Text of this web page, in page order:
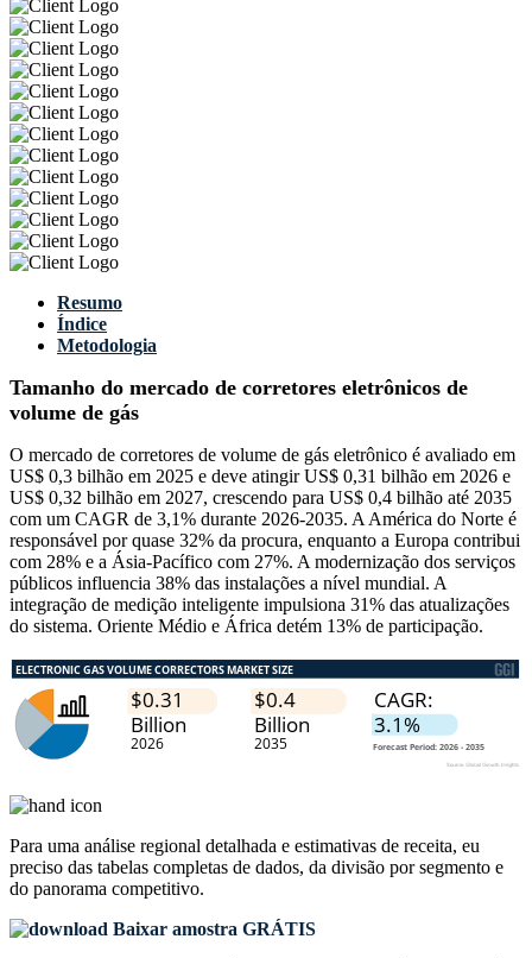
Resumo
Índice
Metodologia
Tamanho do mercado de corretores eletrônicos de
volume de gás
O mercado de corretores de volume de gás eletrônico é avaliado em
US$ 0,3 bilhão em 2025 e deve atingir US$ 0,31 bilhão em 2026 e
US$ 0,32 bilhão em 2027, crescendo para US$ 0,4 bilhão até 2035
com um CAGR de 3,1% durante 2026-2035. A América do Norte é
responsável por quase 32% da procura, enquanto a Europa contribui
com 28% e a Ásia-Pacífico com 27%. A modernização dos serviços
públicos influencia 38% das instalações a nível mundial. A
integração de medição inteligente impulsiona 31% das atualizações
do sistema. Oriente Médio e África detém 13% de participação.
Para uma análise regional detalhada e estimativas de receita, eu
preciso das tabelas completas de dados, da divisão por segmento e
do panorama competitivo.
Baixar amostra GRÁTIS